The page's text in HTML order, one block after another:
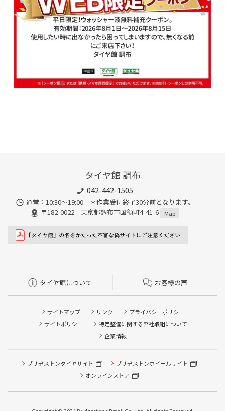
タイヤ館 調布
042-442-1505
通常：10:30～19:00 ＊作業受付終了30分前となります。
〒182-0022 東京都調布市国領町4-41-6
Map
タイヤ館について お客様の声
サイトマップ リンク
プライバシーポリシー
サイトポリシー
特定整備に関する弊社取組について
企業情報
ブリヂストンタイヤサイト
ブリヂストンホイールサイト
オンラインストア
タイヤ点検・安全点検/タイヤ履き替え/オイル交換/その他
ピット作業の予約